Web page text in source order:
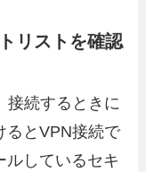
リストを確認
接続するときに
るとVPN接続で
ルしているセキ